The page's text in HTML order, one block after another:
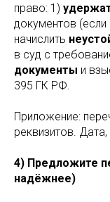
право: 1)
документов
начислить
в суд с
документы и
395 ГК РФ.
Приложение:
реквизитов. Дата,
4) Предложите
надёжнее)